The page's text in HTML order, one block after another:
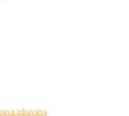
zdravstva